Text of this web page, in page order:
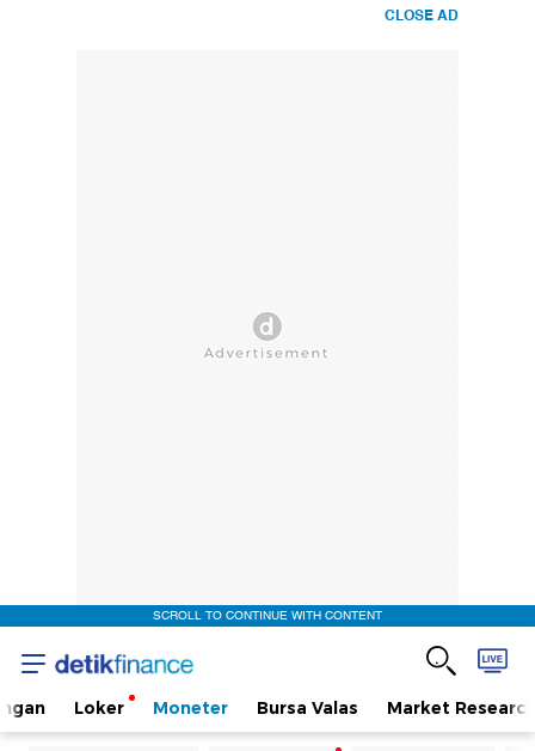
CLOSE AD
SCROLL TO CONTINUE WITH CONTENT
Loker Moneter Bursa Valas Market Research